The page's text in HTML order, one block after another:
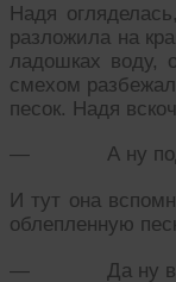
Надя
разложила на
ладошках воду,
смехом
песок. Надя
— А ну
И тут она
облепленную
— Да ну